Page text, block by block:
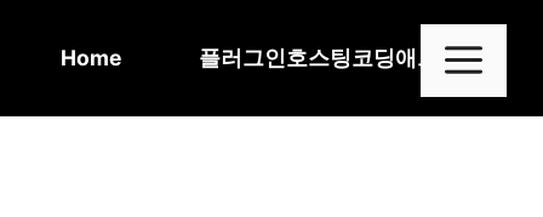
Home 플러그인호스팅코딩애드센스